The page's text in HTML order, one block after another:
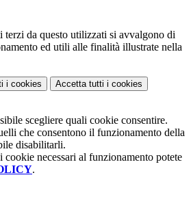
terzi da questo utilizzati si avvalgono di
ed utili alle finalità illustrate nella
i cookies Accetta tutti i cookies
scegliere quali cookie consentire.
che consentono il funzionamento della
disabilitarli.
cookie necessari al funzionamento potete
.